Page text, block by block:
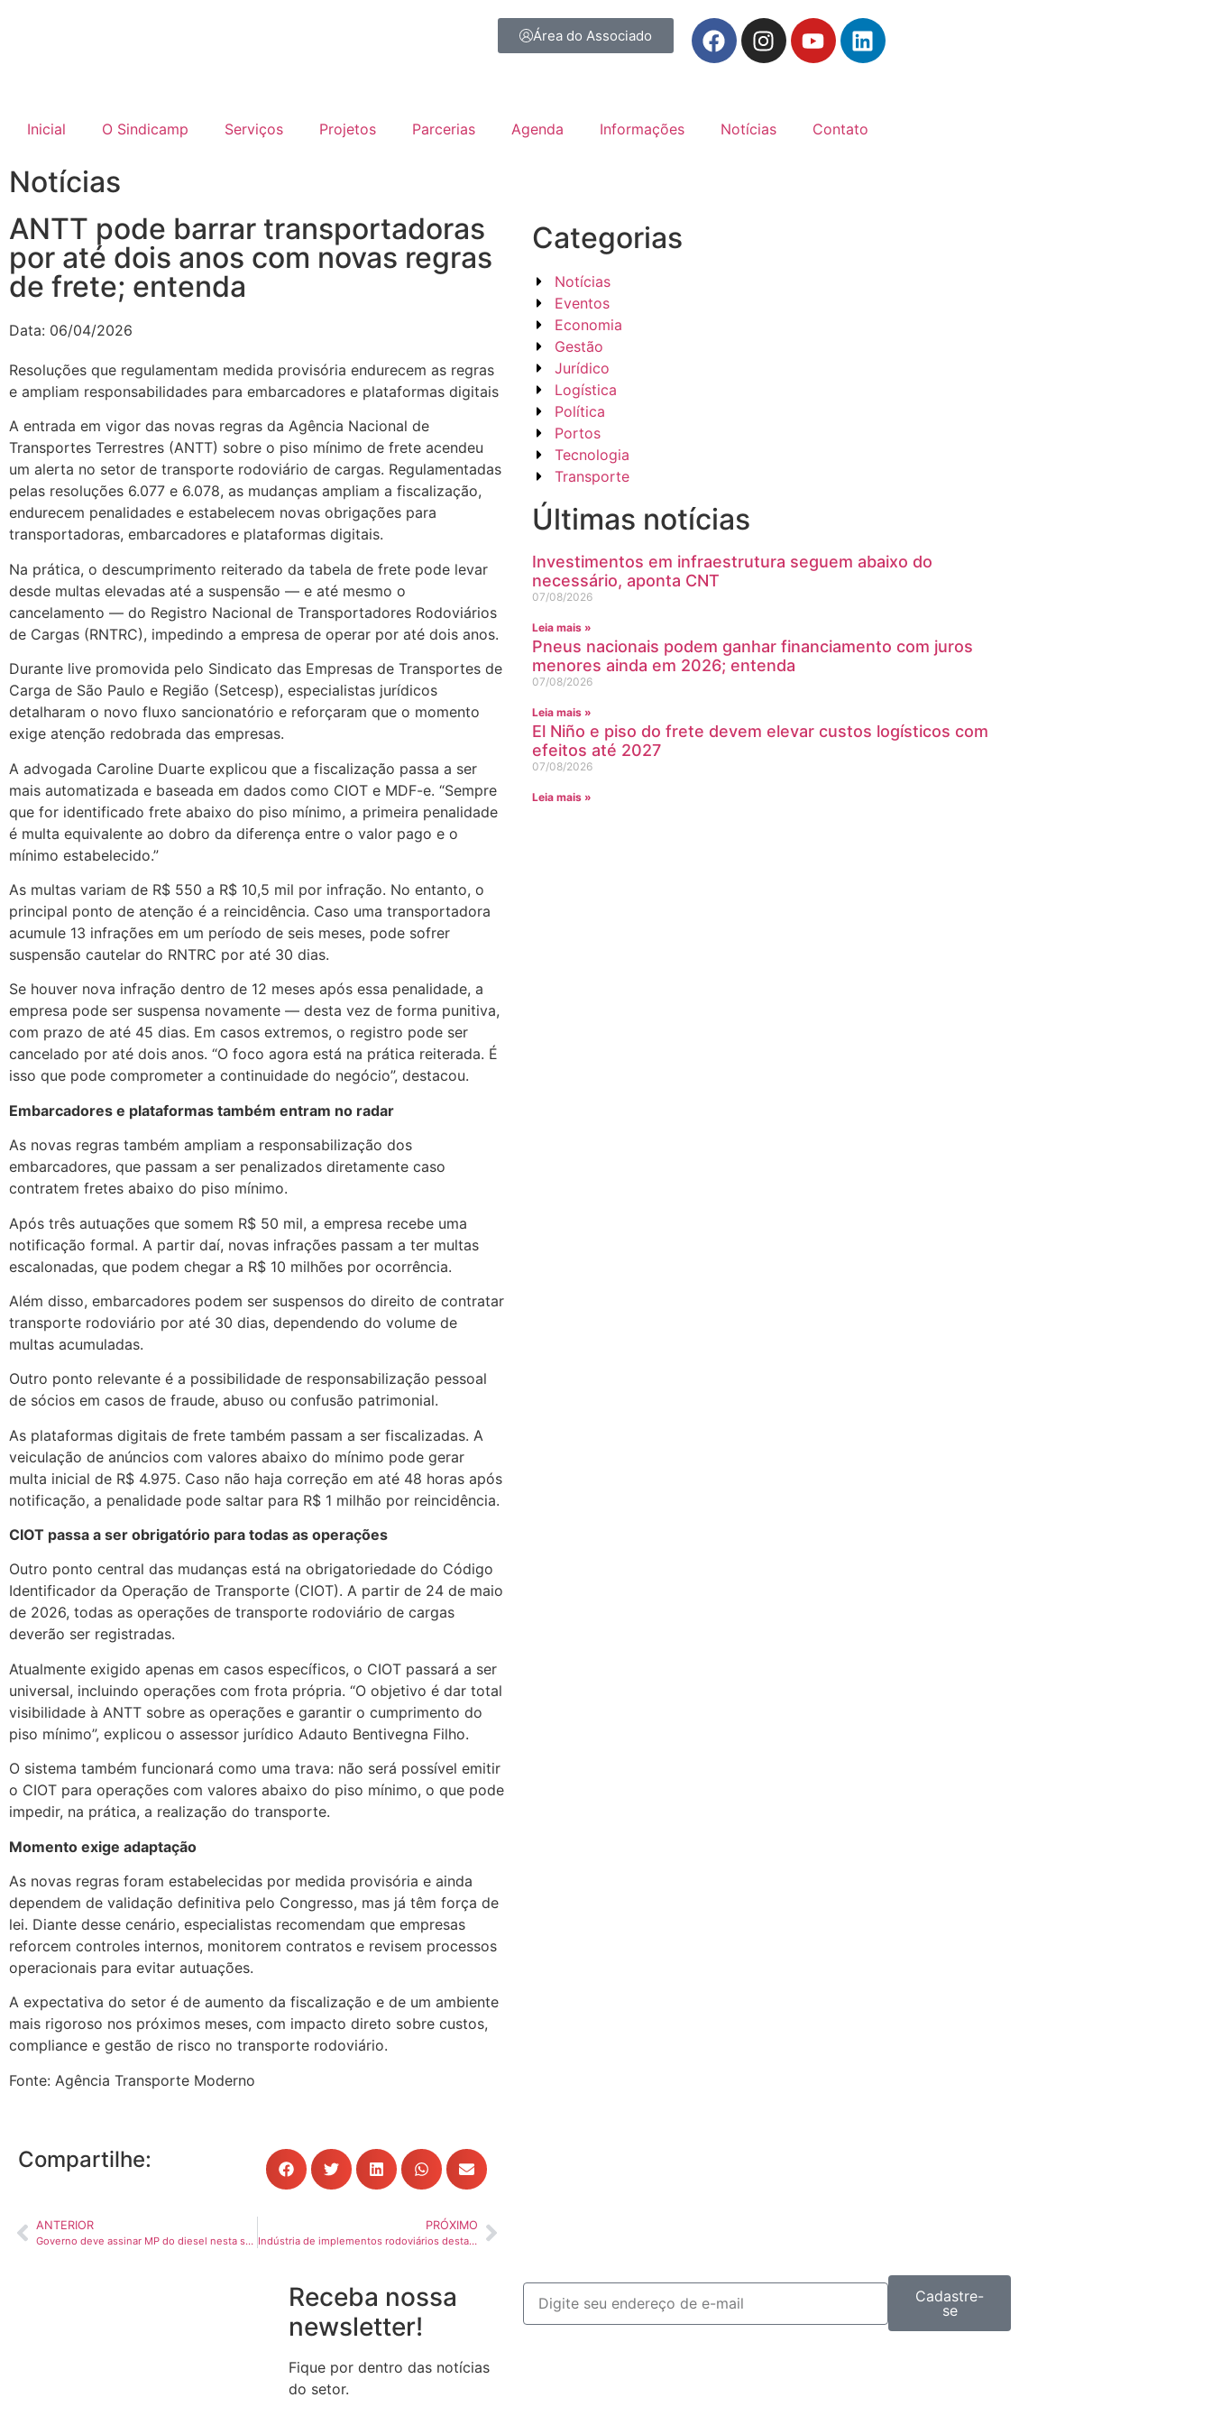
Área do Associado
Inicial O Sindicamp Serviços Projetos Parcerias Agenda Informações Notícias Contato
Notícias
ANTT pode barrar transportadoras
por até dois anos com novas regras
de frete; entenda
Data: 06/04/2026
Resoluções que regulamentam medida provisória endurecem as regras
e ampliam responsabilidades para embarcadores e plataformas digitais
A entrada em vigor das novas regras da Agência Nacional de
Transportes Terrestres (ANTT) sobre o piso mínimo de frete acendeu
um alerta no setor de transporte rodoviário de cargas. Regulamentadas
pelas resoluções 6.077 e 6.078, as mudanças ampliam a fiscalização,
endurecem penalidades e estabelecem novas obrigações para
transportadoras, embarcadores e plataformas digitais.
Na prática, o descumprimento reiterado da tabela de frete pode levar
desde multas elevadas até a suspensão — e até mesmo o
cancelamento — do Registro Nacional de Transportadores Rodoviários
de Cargas (RNTRC), impedindo a empresa de operar por até dois anos.
Durante live promovida pelo Sindicato das Empresas de Transportes de
Carga de São Paulo e Região (Setcesp), especialistas jurídicos
detalharam o novo fluxo sancionatório e reforçaram que o momento
exige atenção redobrada das empresas.
A advogada Caroline Duarte explicou que a fiscalização passa a ser
mais automatizada e baseada em dados como CIOT e MDF-e. “Sempre
que for identificado frete abaixo do piso mínimo, a primeira penalidade
é multa equivalente ao dobro da diferença entre o valor pago e o
mínimo estabelecido.”
As multas variam de R$ 550 a R$ 10,5 mil por infração. No entanto, o
principal ponto de atenção é a reincidência. Caso uma transportadora
acumule 13 infrações em um período de seis meses, pode sofrer
suspensão cautelar do RNTRC por até 30 dias.
Se houver nova infração dentro de 12 meses após essa penalidade, a
empresa pode ser suspensa novamente — desta vez de forma punitiva,
com prazo de até 45 dias. Em casos extremos, o registro pode ser
cancelado por até dois anos. “O foco agora está na prática reiterada. É
isso que pode comprometer a continuidade do negócio”, destacou.
Embarcadores e plataformas também entram no radar
As novas regras também ampliam a responsabilização dos
embarcadores, que passam a ser penalizados diretamente caso
contratem fretes abaixo do piso mínimo.
Após três autuações que somem R$ 50 mil, a empresa recebe uma
notificação formal. A partir daí, novas infrações passam a ter multas
escalonadas, que podem chegar a R$ 10 milhões por ocorrência.
Além disso, embarcadores podem ser suspensos do direito de contratar
transporte rodoviário por até 30 dias, dependendo do volume de
multas acumuladas.
Outro ponto relevante é a possibilidade de responsabilização pessoal
de sócios em casos de fraude, abuso ou confusão patrimonial.
As plataformas digitais de frete também passam a ser fiscalizadas. A
veiculação de anúncios com valores abaixo do mínimo pode gerar
multa inicial de R$ 4.975. Caso não haja correção em até 48 horas após
notificação, a penalidade pode saltar para R$ 1 milhão por reincidência.
CIOT passa a ser obrigatório para todas as operações
Outro ponto central das mudanças está na obrigatoriedade do Código
Identificador da Operação de Transporte (CIOT). A partir de 24 de maio
de 2026, todas as operações de transporte rodoviário de cargas
deverão ser registradas.
Atualmente exigido apenas em casos específicos, o CIOT passará a ser
universal, incluindo operações com frota própria. “O objetivo é dar total
visibilidade à ANTT sobre as operações e garantir o cumprimento do
piso mínimo”, explicou o assessor jurídico Adauto Bentivegna Filho.
O sistema também funcionará como uma trava: não será possível emitir
o CIOT para operações com valores abaixo do piso mínimo, o que pode
impedir, na prática, a realização do transporte.
Momento exige adaptação
As novas regras foram estabelecidas por medida provisória e ainda
dependem de validação definitiva pelo Congresso, mas já têm força de
lei. Diante desse cenário, especialistas recomendam que empresas
reforcem controles internos, monitorem contratos e revisem processos
operacionais para evitar autuações.
A expectativa do setor é de aumento da fiscalização e de um ambiente
mais rigoroso nos próximos meses, com impacto direto sobre custos,
compliance e gestão de risco no transporte rodoviário.
Fonte: Agência Transporte Moderno
Compartilhe:
ANTERIOR
Governo deve assinar MP do diesel nesta semana para conter alta de preços
PRÓXIMO
Indústria de implementos rodoviários destaca boas vendas em março
Categorias
Notícias
Eventos
Economia
Gestão
Jurídico
Logística
Política
Portos
Tecnologia
Transporte
Últimas notícias
Investimentos em infraestrutura seguem abaixo do
necessário, aponta CNT
07/08/2026
Leia mais »
Pneus nacionais podem ganhar financiamento com juros
menores ainda em 2026; entenda
07/08/2026
Leia mais »
El Niño e piso do frete devem elevar custos logísticos com
efeitos até 2027
07/08/2026
Leia mais »
Receba nossa
newsletter!
Fique por dentro das notícias
do setor.
Cadastre-
se